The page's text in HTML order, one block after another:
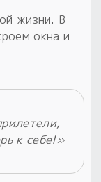
жизни. В
окна и
к себе!»